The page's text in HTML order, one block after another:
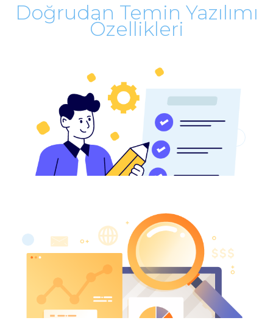
Doğrudan Temin Yazılımı
Özellikleri
İhtiyaç Yönetimi
Departmanlardan gelen talepler tek listede
toplanır, önceliklendirilir ve satın alma sürecine